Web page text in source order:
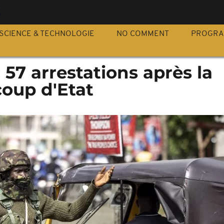
SCIENCE & TECHNOLOGIE NO COMMENT
57 arrestations après la
d'Etat